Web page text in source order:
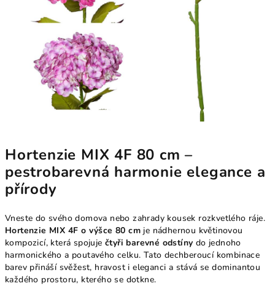
Hortenzie MIX 4F 80 cm –
pestrobarevná harmonie elegance a
přírody
Vneste do svého domova nebo zahrady kousek rozkvetlého ráje.
Hortenzie MIX 4F o výšce 80 cm je nádhernou květinovou
kompozicí, která spojuje čtyři barevné odstíny do jednoho
harmonického a poutavého celku. Tato dechberoucí kombinace
barev přináší svěžest, hravost i eleganci a stává se dominantou
každého prostoru, kterého se dotkne.